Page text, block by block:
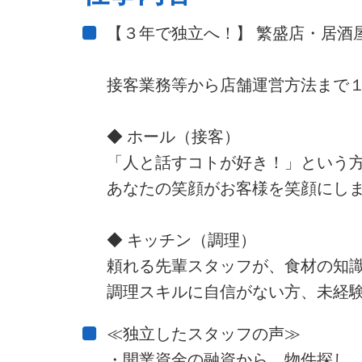
【３年で独立へ！】 繁盛店・居
接客業務等から店舗運営方法まで
◆ ホール（接客）
「人と話すコトが好き！」という
あなたの笑顔がお客様を笑顔にし
◆ キッチン（調理）
頼れる先輩スタッフが、食材の知
調理スキルに自信がない方、未経
≪独立したスタッフの声≫